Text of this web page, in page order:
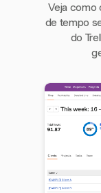
Veja como
de tempo
do